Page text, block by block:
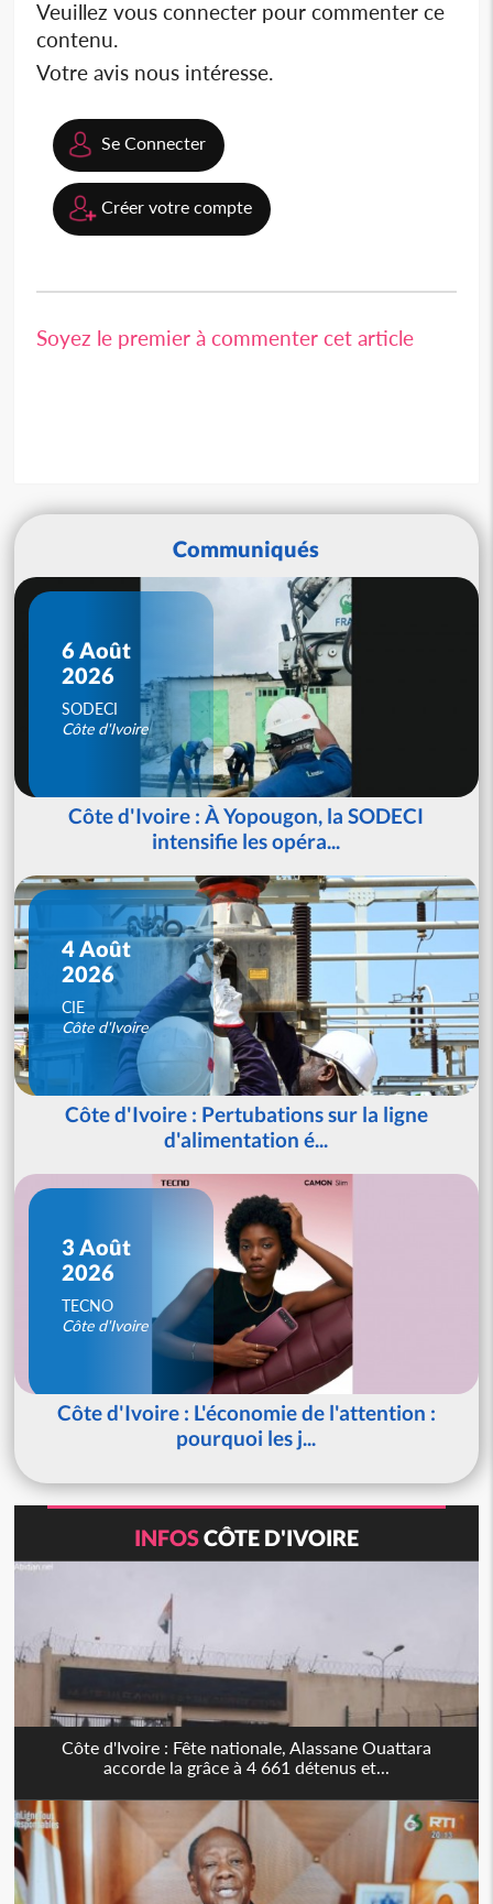
Veuillez vous connecter pour commenter ce
contenu.
Votre avis nous intéresse.
Se Connecter
Créer votre compte
Soyez le premier à commenter cet article
Communiqués
6 Août
2026
SODECI
Côte d'Ivoire
Côte d'Ivoire : À Yopougon, la SODECI
intensifie les opéra...
4 Août
2026
CIE
Côte d'Ivoire
Côte d'Ivoire : Pertubations sur la ligne
d'alimentation é...
3 Août
2026
TECNO
Côte d'Ivoire
Côte d'Ivoire : L'économie de l'attention :
pourquoi les j...
INFOSCÔTE D'IVOIRE
Côte d'Ivoire : Fête nationale, Alassane Ouattara
accorde la grâce à 4 661 détenus et...